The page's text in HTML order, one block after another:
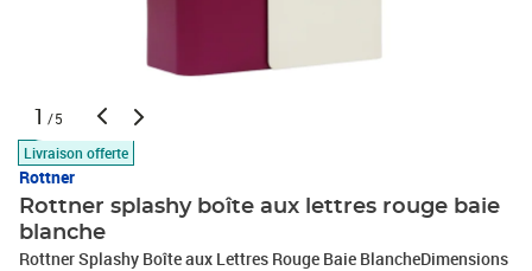
1 /5
Livraison offerte
Rottner
Rottner splashy boîte aux lettres rouge baie
blanche
Rottner Splashy Boîte aux Lettres Rouge Baie BlancheDimensions